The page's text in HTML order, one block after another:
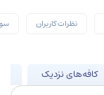
نظرات کاربران
کافه‌های نزدیک